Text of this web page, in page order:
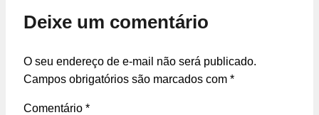
Deixe um comentário
O seu endereço de e-mail não será publicado.
Campos obrigatórios são marcados com *
Comentário *